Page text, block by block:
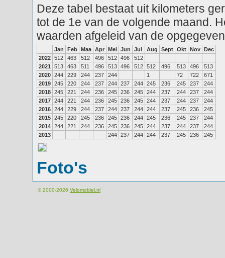
Deze tabel bestaat uit kilometers
tot de 1e van de volgende maand.
waarden afgeleid van de
Jan Feb Maa Apr Mei Jun Jul Aug Sept Okt Nov Dec
2022 512 463 512 496 512 496
512
2021
513 463 511 496 513 496 512 512 496 513 496
513
2020 244 229 244 237 244 1 72 722
671
2019 245 220 244 237 244 237 244 245 236 245 237
244
2018 245 221 244 236 245 236 245 244 237 244 237
244
2017 244 221 244 236 245 236 245 244 237 244 237
244
2016 244 229 244 237 244 237 244 244 237 245 236
245
2015 245 220 245 236 245 236 244 245 236 245 237
244
2014 244 221 244 236 245 236 245 244 237 244 237
244
2013
244 237 244 244 237 245 236 245
Foto's
© 2000-2026 Velomobiel.nl